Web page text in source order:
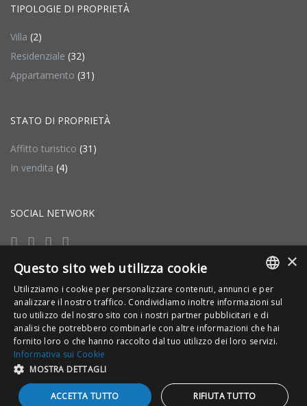
+
TIPOLOGIE DI PROPRIETÀ
Villa (2)
Residenziale (32)
Appartamento (31)
STATO DI PROPRIETÀ
Affitto turistico (31)
In vendita (4)
SOCIAL NETWORK
CANCELLATION POLICY
clicca sul link per visualizzare
ITALIAN
ENGLISH
×
Questo sito web utilizza cookie
Utilizziamo i cookie per personalizzare contenuti, annunci e per
analizzare il nostro traffico. Condividiamo inoltre informazioni sul
tuo utilizzo del nostro sito con i nostri partner pubblicitari e di
analisi che potrebbero combinarle con altre informazioni che hai
fornito loro o che hanno raccolto dal tuo utilizzo dei loro servizi.
Informativa sui Cookie
MOSTRA DETTAGLI
ACCETTA TUTTO RIFIUTA TUTTO